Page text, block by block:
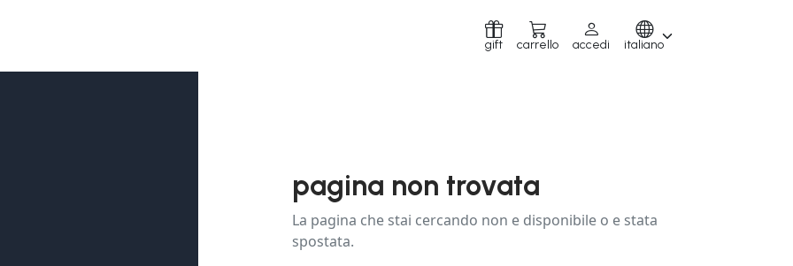
gift carrello accedi italiano
pagina non trovata
La pagina che stai cercando non e disponibile o e stata
spostata.